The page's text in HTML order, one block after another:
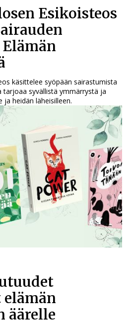
Esikoisteos
käsittelee syöpään sairastumista
tarjoaa syvällistä ymmärrystä ja
ja heidän läheisilleen.
äärelle